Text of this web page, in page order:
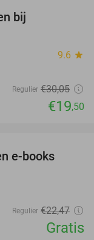
bij
9.6 star
Regulier €30,05
€19,50
e-books
Regulier €22,47
Gratis